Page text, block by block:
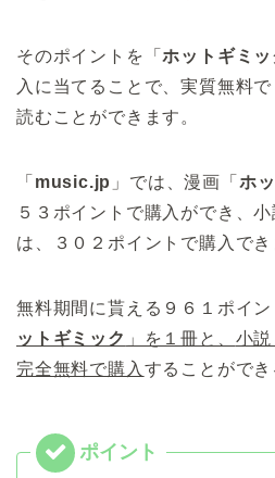
そのポイントを「ホットギミッ
入に当てることで、実質無料で
読むことができます。
「 music.jp 」 では、漫画「 ホ
５３ポイントで購入ができ、小
は、３０２ポイントで購入でき
無料期間に貰える９６１ポイン
ットギミック 」を１冊と、 小
完全無料で購入 することができ